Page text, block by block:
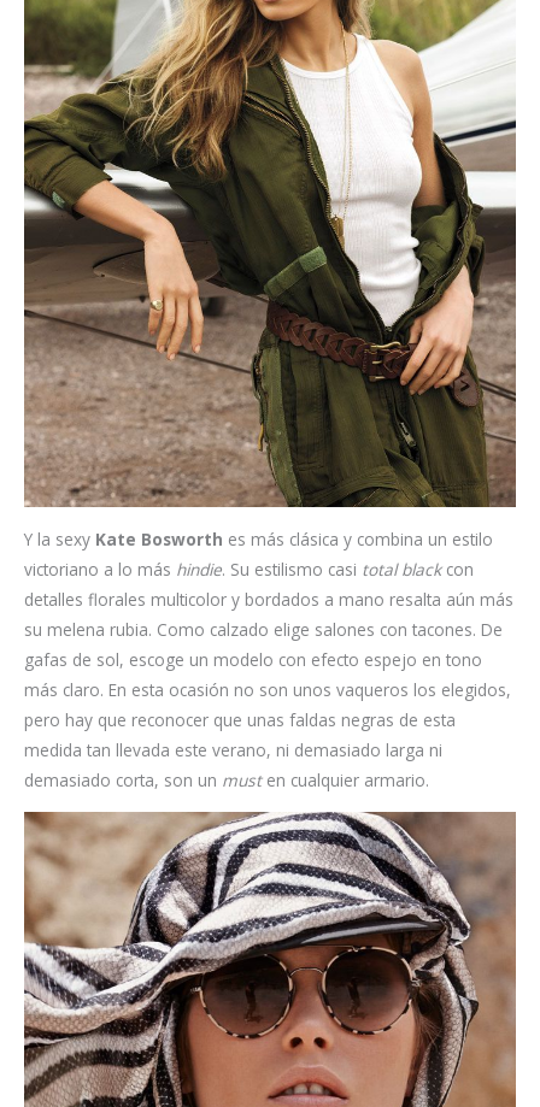
Y la sexy Kate Bosworth es más clásica y combina un estilo
victoriano a lo más hindie. Su estilismo casi total blackcon
detalles florales multicolor y bordados a mano resalta aún más
su melena rubia. Como calzado elige salones con tacones. De
gafas de sol, escoge un modelo con efecto espejo en tono
más claro. En esta ocasión no son unos vaqueros los elegidos,
pero hay que reconocer que unas faldas negras de esta
medida tan llevada este verano, ni demasiado larga ni
demasiado corta, son un musten cualquier armario.